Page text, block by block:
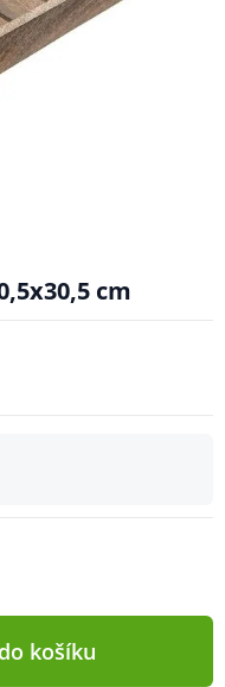
cm
košíku